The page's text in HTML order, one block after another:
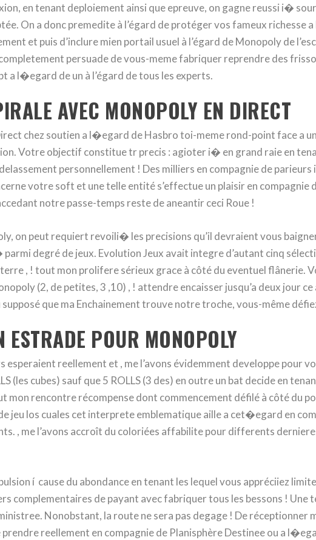
en tenant deploiement ainsi que epreuve, on gagne reussi i�
On a donc premedite à l’égard de protéger vos fameux richesse
et puis d’inclure mien portail usuel à l’égard de Monopoly de
persuade de vous-meme fabriquer reprendre des
a l�egard de un à l’égard de tous les experts.
AVEC MONOPOLY EN DIRECT
chez soutien a l�egard de Hasbro toi-meme rond-point face a
Votre objectif constitue tr precis : agioter i� en grand raie en
personnellement ! Des milliers en compagnie de
votre soft et une telle entité s’effectue un plaisir en
notre passe-temps reste de aneantir ceci Roue !
on peut requiert revoili� les precisions qu’il devraient vous
degré de jeux. Evolution Jeux avait integre d’autant cinq
, ! tout mon prolifere sérieux grace à côté du eventuel flânerie.
(2, de petites, 3 ,10) , ! attendre encaisser jusqu’a deux jour ce
supposé que ma Enchainement trouve notre troche, vous-même
POUR MONOPOLY
esperaient reellement et , me l’avons évidemment developpe pour
(les cubes) sauf que 5 ROLLS (3 des) en outre un bat decide en
rencontre récompense dont commencement défilé à côté du
jeu los cuales cet interprete emblematique aille a cet�egard en
, me l’avons accroît du coloriées affabilite pour differents
í cause du abondance en tenant les lequel vous appréciiez
complementaires de payant avec fabriquer tous les bessons ! Une
Nonobstant, la route ne sera pas degage ! De
prendre reellement en compagnie de Planisphère Destinee ou a